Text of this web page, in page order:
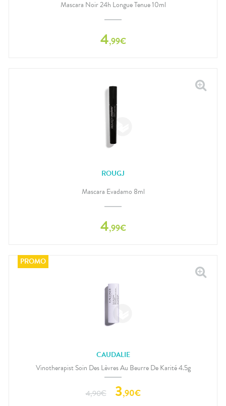
Mascara Noir 24h Longue Tenue 10ml
4,99€
ROUGJ
Mascara Evadamo 8ml
4,99€
CAUDALIE
Vinotherapist Soin Des Lèvres Au Beurre De Karité 4.5g
4,90€ 3,90€